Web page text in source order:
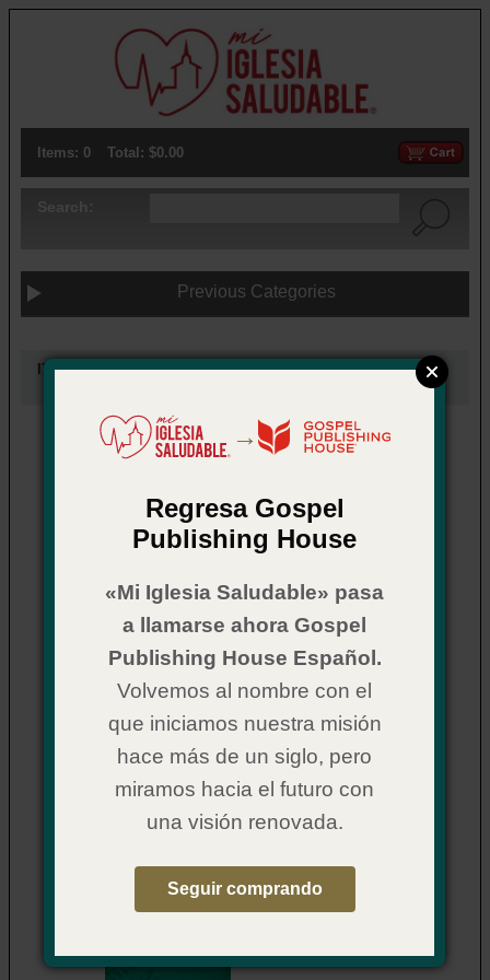
Items: 0 Total: $0.00
Previous Categories
ITEMS UNDER:2020 Theme: Entrusted with Treasure
1.
A Quick Guide for Ministry to
Price:
Original Price:$ 12.99
→
Regresa Gospel
Publishing House
«Mi Iglesia Saludable» pasa
a llamarse ahora Gospel
Publishing House Español.
Volvemos al nombre con el
que iniciamos nuestra misión
hace más de un siglo, pero
miramos hacia el futuro con
una visión renovada.
Seguir comprando